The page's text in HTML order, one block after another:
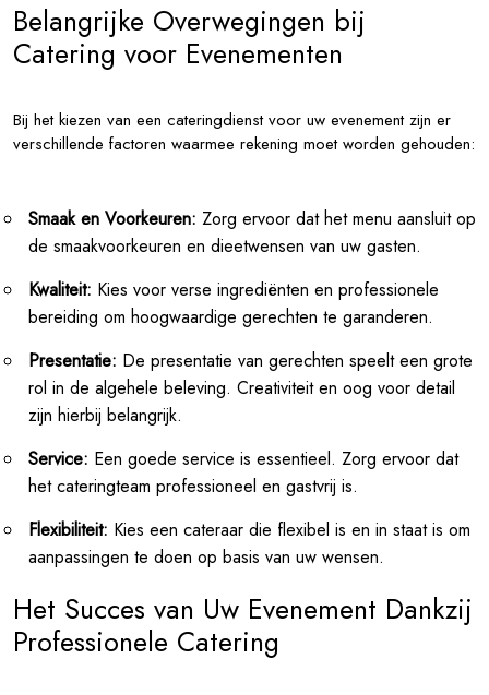
Belangrijke Overwegingen bij
Catering voor Evenementen
Bij het kiezen van een cateringdienst voor uw evenement zijn er
verschillende factoren waarmee rekening moet worden gehouden:
Smaak en Voorkeuren: Zorg ervoor dat het menu aansluit op
de smaakvoorkeuren en dieetwensen van uw gasten.
Kwaliteit: Kies voor verse ingrediënten en professionele
bereiding om hoogwaardige gerechten te garanderen.
Presentatie: De presentatie van gerechten speelt een grote
rol in de algehele beleving. Creativiteit en oog voor detail
zijn hierbij belangrijk.
Service: Een goede service is essentieel. Zorg ervoor dat
het cateringteam professioneel en gastvrij is.
Flexibiliteit: Kies een cateraar die flexibel is en in staat is om
aanpassingen te doen op basis van uw wensen.
Het Succes van Uw Evenement Dankzij
Professionele Catering